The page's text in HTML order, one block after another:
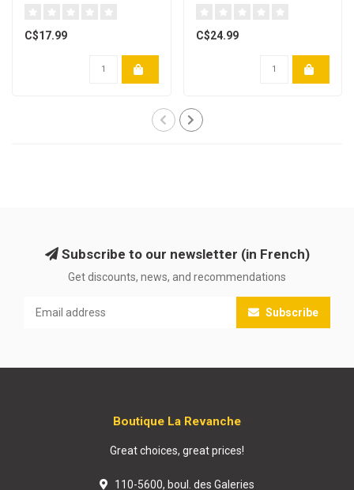
C$17.99 C$24.99
Subscribe to our newsletter (in French)
Get discounts, news, and recommendations
Subscribe
Boutique La Revanche
Great choices, great prices!
110-5600, boul. des Galeries